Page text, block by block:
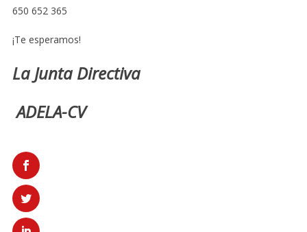
650 652 365
¡Te esperamos!
La Junta Directiva
ADELA-CV